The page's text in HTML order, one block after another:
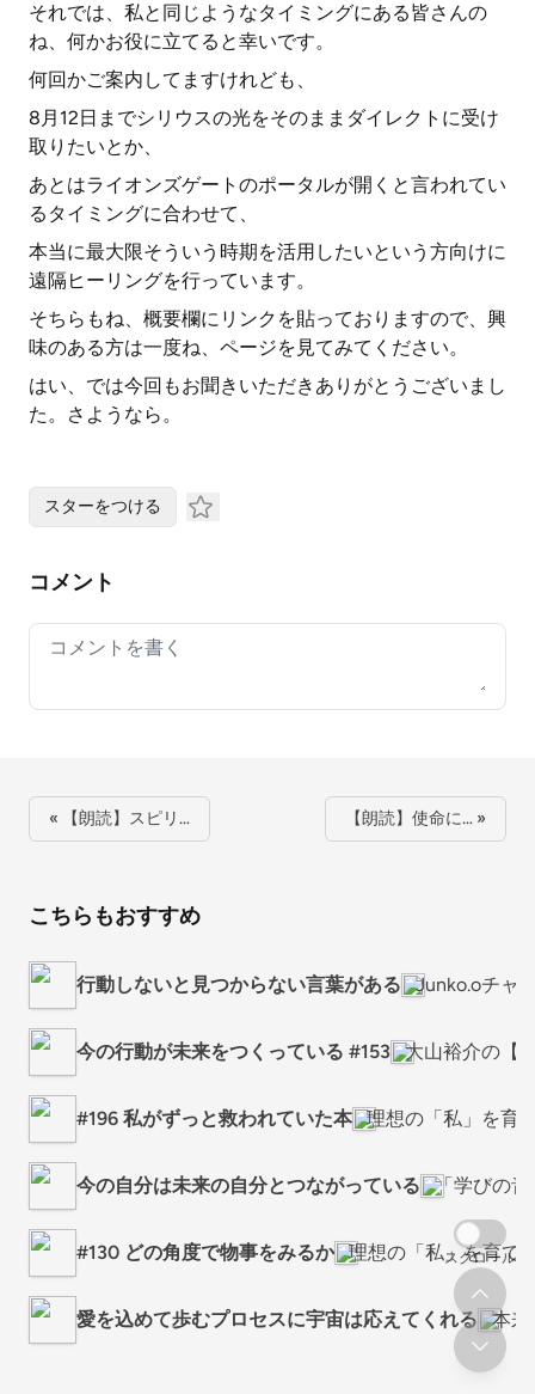
それでは、私と同じようなタイミングにある皆さんの
ね、何かお役に立てると幸いです。
何回かご案内してますけれども、
8月12日までシリウスの光をそのままダイレクトに受け
取りたいとか、
あとはライオンズゲートのポータルが開くと言われてい
るタイミングに合わせて、
本当に最大限そういう時期を活用したいという方向けに
遠隔ヒーリングを行っています。
そちらもね、概要欄にリンクを貼っておりますので、興
味のある方は一度ね、ページを見てみてください。
はい、では今回もお聞きいただきありがとうございまし
た。さようなら。
スターをつける
コメント
Your comment
« 【朗読】スピリ… 【朗読】使命に… »
こちらもおすすめ
行動しないと見つからない言葉がある Junko.oチャ
今の行動が未来をつくっている #153 大山裕介の【
#196 私がずっと救われていた本 理想の「私」を育
今の自分は未来の自分とつながっている 「学びの
#130 どの角度で物事をみるか 理想の「私」を育て
愛を込めて歩むプロセスに宇宙は応えてくれる 本来
スクロール